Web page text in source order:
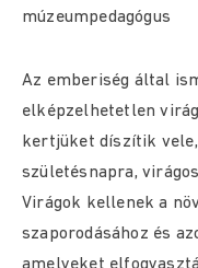
múzeumpedagógus
Az emberiség által
elképzelhetetlen
kertjüket díszítik
születésnapra,
Virágok kellenek a
szaporodásához és